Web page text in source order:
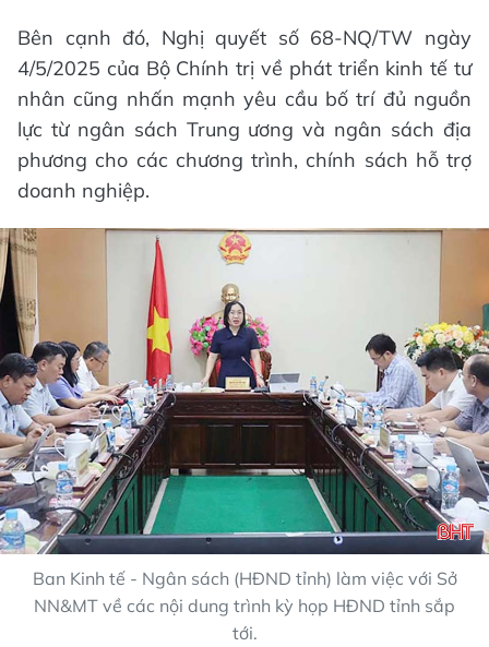
Bên cạnh đó, Nghị quyết số 68-NQ/TW ngày
4/5/2025 của Bộ Chính trị về phát triển kinh tế tư
nhân cũng nhấn mạnh yêu cầu bố trí đủ nguồn
lực từ ngân sách Trung ương và ngân sách địa
phương cho các chương trình, chính sách hỗ trợ
doanh nghiệp.
Ban Kinh tế - Ngân sách (HĐND tỉnh) làm việc với Sở
NN&MT về các nội dung trình kỳ họp HĐND tỉnh sắp
tới.